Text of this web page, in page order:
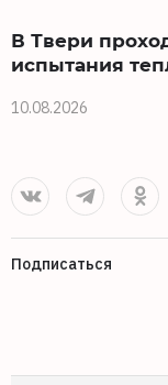
В Твери
испытания
10.08.2026
Подписаться